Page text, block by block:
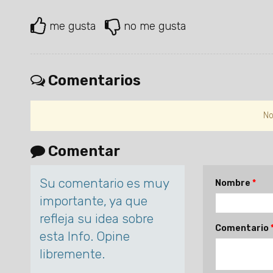
me gusta no me gusta
Comentarios
Comentar
Su comentario es muy
importante, ya que
refleja su idea sobre
esta Info. Opine
libremente.
Nombre
Comentario